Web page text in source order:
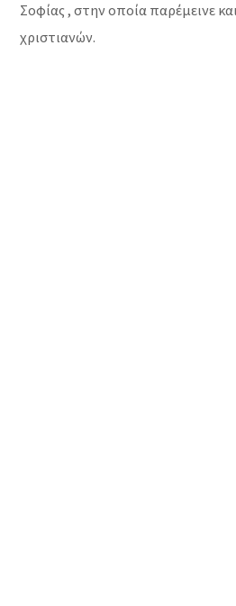
Σοφίας , στην οποία παρέμεινε
χριστιανών.